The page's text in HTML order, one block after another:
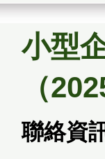
小型
（
聯絡資